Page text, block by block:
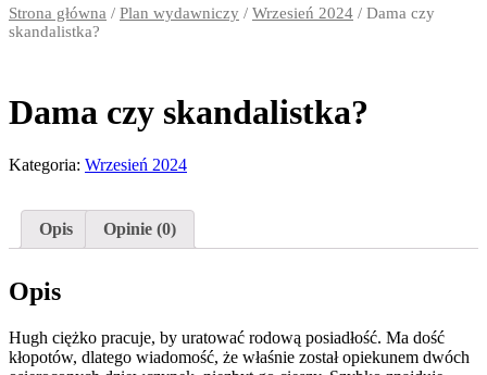
Strona główna / Plan wydawniczy / Wrzesień 2024 / Dama czy
skandalistka?
Dama czy skandalistka?
Kategoria: Wrzesień 2024
Opis Opinie (0)
Opis
Hugh ciężko pracuje, by uratować rodową posiadłość. Ma dość
kłopotów, dlatego wiadomość, że właśnie został opiekunem dwóch